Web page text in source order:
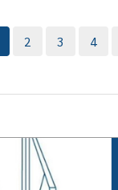
Page
2 Page
3 Page
4